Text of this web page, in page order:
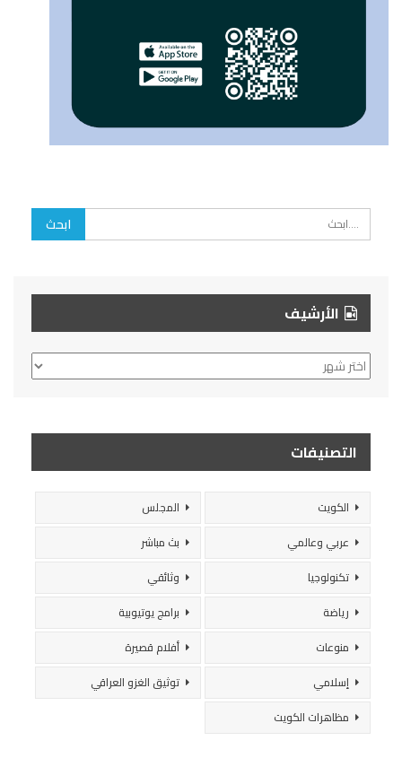
الأرشيف
الأرشيف
التصنيفات
الكويت
المجلس
عربي وعالمي
بث مباشر
تكنولوجيا
وثائقي
رياضة
برامج يوتيوبية
منوعات
أفلام قصيرة
إسلامي
توثيق الغزو العراقي
مظاهرات الكويت